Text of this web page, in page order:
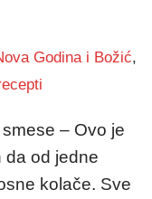
Godina i Božić,
– Ovo je
da od jedne
kolače. Sve